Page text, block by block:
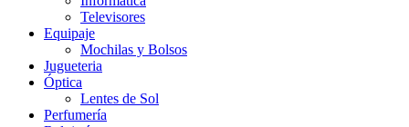
Televisores
Equipaje
Mochilas y Bolsos
Jugueteria
Óptica
Lentes de Sol
Perfumería